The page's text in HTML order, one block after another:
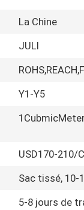
La Chine
JULI
Y1-Y5
USD170-210/
Sac tissé, 10-
5-8 jours de